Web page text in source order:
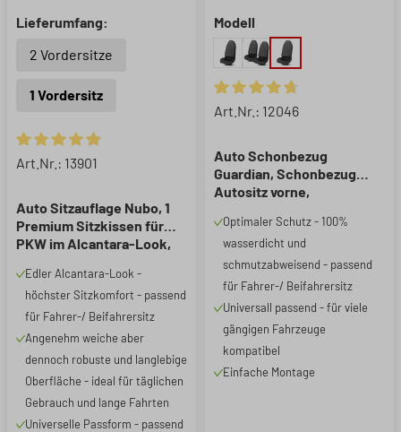
Lieferumfang:
2 Vordersitze
1 Vordersitz
Durchschnittliche Bewertung von 4.88 von 5 Sternen
Art.Nr.: 13901
Auto Sitzauflage Nubo, 1
Premium Sitzkissen für
PKW im Alcantara-Look,
passend
Edler Alcantara-Look -
höchster Sitzkomfort - passend
für Fahrer-/ Beifahrersitz
Angenehm weiche aber
dennoch robuste und langlebige
Oberfläche - ideal für täglichen
Gebrauch und lange Fahrten
Universelle Passform - passend
Modell
Durchschnittliche Bewertung
Art.Nr.: 12046
Auto Schonbezug
Guardian, Schonbezug
Autositz vorne,
schwarz/rot, 1 Stück
Optimaler Schutz - 100%
wasserdicht und
schmutzabweisend - passend
für Fahrer-/ Beifahrersitz
Universall passend - für viele
gängigen Fahrzeuge
kompatibel
Einfache Montage